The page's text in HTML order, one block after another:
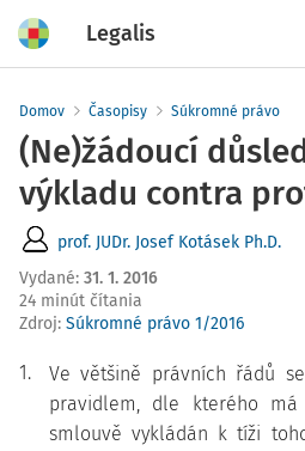
Legalis
Domov Časopisy Súkromné právo
(Ne)žádoucí
výkladu contra
prof. JUDr. Josef Kotásek Ph.D.
Vydané: 31. 1. 2016
24 minút čítania
Zdroj: Súkromné právo 1/2016
1.
Ve většině právních řádů
pravidlem, dle kterého
smlouvě vykládán k tíži